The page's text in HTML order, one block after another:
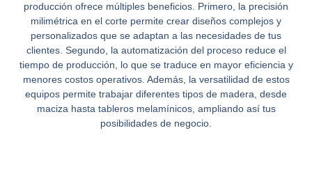
producción ofrece múltiples beneficios. Primero, la precisión
milimétrica en el corte permite crear diseños complejos y
personalizados que se adaptan a las necesidades de tus
clientes. Segundo, la automatización del proceso reduce el
tiempo de producción, lo que se traduce en mayor eficiencia y
menores costos operativos. Además, la versatilidad de estos
equipos permite trabajar diferentes tipos de madera, desde
maciza hasta tableros melamínicos, ampliando así tus
posibilidades de negocio.